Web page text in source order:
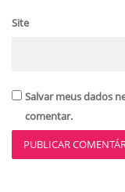
Site
Salvar meus dados
comentar.